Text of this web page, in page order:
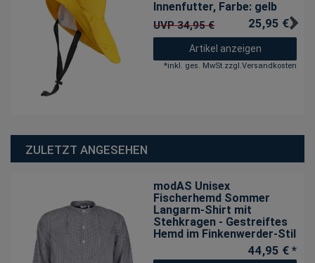
Innenfutter, Farbe: gelb
UVP 34,95 € 25,95 € *
Artikel anzeigen
*inkl. ges. MwSt.zzgl.Versandkosten
ZULETZT ANGESEHEN
modAS Unisex
Fischerhemd Sommer
Langarm-Shirt mit
Stehkragen - Gestreiftes
Hemd im Finkenwerder-Stil
44,95 € *